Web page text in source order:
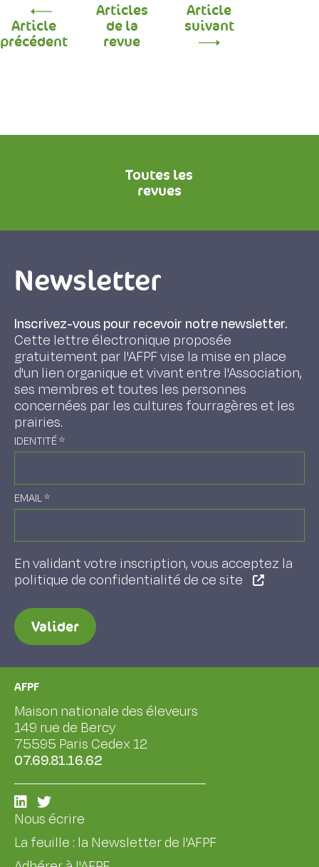
Article
précédent
Articles
de la
revue
Article
suivant
Toutes les
revues
Newsletter
Inscrivez-vous pour recevoir notre newsletter.
Cette lettre électronique proposée
gratuitement par l'AFPF vise la mise en place
d'un lien organique et vivant entre l'Association,
ses membres et toutes les personnes
concernées par les cultures fourragères et les
prairies.
IDENTITÉ*
EMAIL*
En validant votre inscription, vous acceptez la
politique de confidentialité de ce site
Valider
AFPF
Maison nationale des éleveurs
149 rue de Bercy
75595 Paris Cedex 12
07.69.81.16.62
Nous écrire
La feuille : la Newsletter de l'AFPF